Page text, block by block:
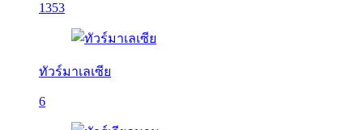
1353
ทัวร์มาเลเซีย
6